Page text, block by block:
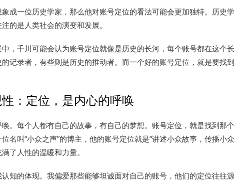
成一位历史学家，那么他对账号定位的看法可能会更加独特。历史
的是人类社会的演变和发展。
，千川可能会认为账号定位就像是历史的长河，每个账号都在这个
记录者，有些则是历史的推动者。而一个好的账号定位，就是要找
：定位，是内心的呼唤
。每个人都有自己的故事，有自己的梦想。账号定位，就是找到那
名叫“小众之声”的博主，他的账号定位就是“讲述小众故事，传播小
了人性的温暖和力量。
知的体现。我偏爱那些能够坦诚面对自己的账号，他们的定位往往